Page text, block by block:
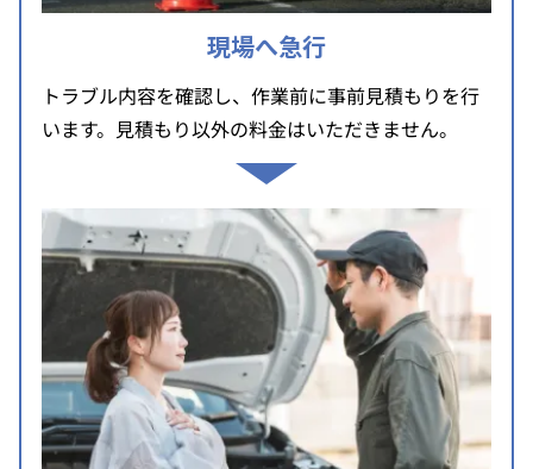
現場へ急行
トラブル内容を確認し、作業前に事前見積もりを行
います。見積もり以外の料金はいただきません。